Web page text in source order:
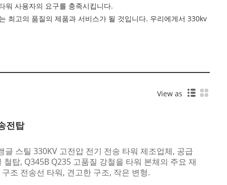
워 사용자의 요구를 충족시킵니다.
최고의 품질의 제품과 서비스가 될 것입니다. 우리에게서 330kv
View as
전탑
스틸 330KV 고전압 전기 전송 타워 제조업체, 공급
탑, Q345B Q235 고품질 강철을 타워 본체의 주요 재
조 전송선 타워, 견고한 구조, 작은 변형.